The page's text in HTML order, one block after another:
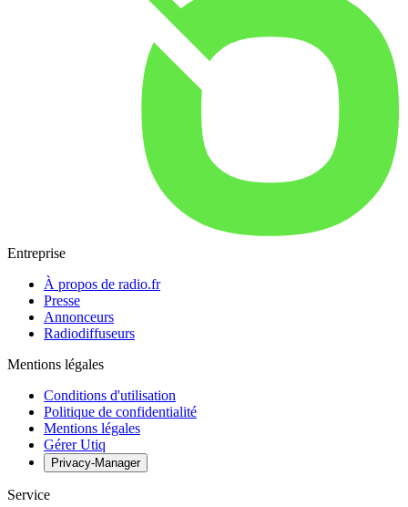
Entreprise
À propos de radio.fr
Presse
Annonceurs
Radiodiffuseurs
Mentions légales
Conditions d'utilisation
Politique de confidentialité
Mentions légales
Gérer Utiq
Privacy-Manager
Service